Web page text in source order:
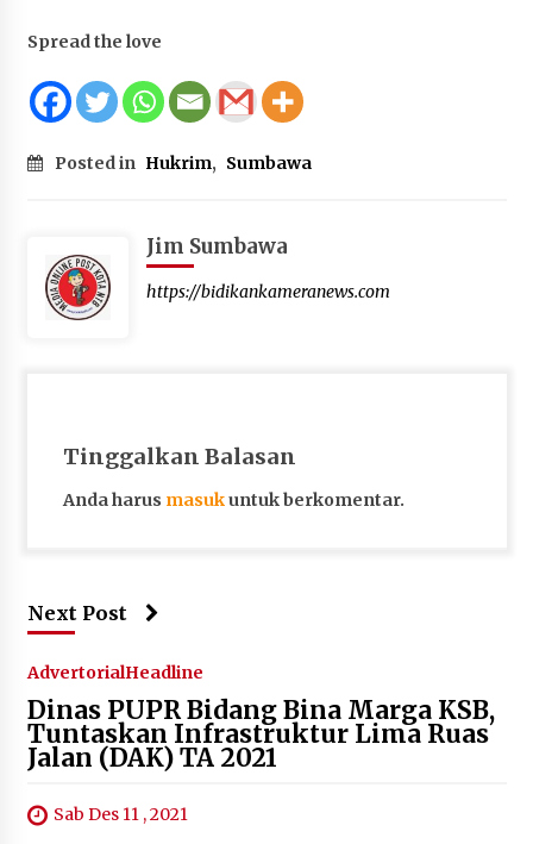
Spread the love
Posted in Hukrim, Sumbawa
Jim Sumbawa
https://bidikankameranews.com
Tinggalkan Balasan
Anda harus masukuntuk berkomentar.
Next Post
AdvertorialHeadline
Dinas PUPR Bidang Bina Marga KSB,
Tuntaskan Infrastruktur Lima Ruas
Jalan (DAK) TA 2021
Sab Des 11 , 2021